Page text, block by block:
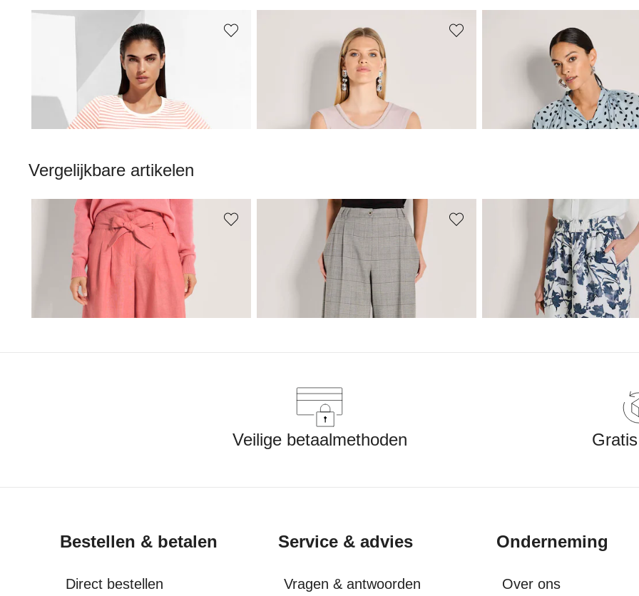
49,95 €
Basic top met strassdetails
+1 Kleuren
MADELEINE
Vergelijkbare artikelen
MADELEINE
Bermuda. Zuiver linnen
MADELEINE
MADELEINE
Linnen bermuda met
Veilige betaalmethoden
Bestellen & betalen
Direct bestellen
Service & advies
Vragen & antwoorden
Onderneming
Over ons